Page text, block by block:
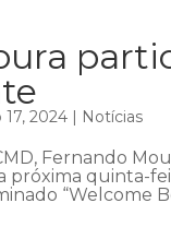
17, 2024 | Notícias
Fernando
próxima quinta-
“Welcome